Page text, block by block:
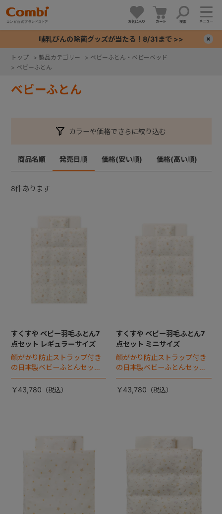
お気に入り カート 検索 メニュー
哺乳びんの除菌グッズが当たる！8/31まで >>
トップ > 製品カテゴリー > ベビーふとん・ベビーベッド
> ベビーふとん
ベビーふとん
カラーや価格でさらに絞り込む
商品名順 発売日順 価格(安い順) 価格(高い順)
8件あります
すくすや ベビー羽毛ふとん7
点セット レギュラーサイズ
顔がかり防止ストラップ付き
の日本製ベビーふとんセッ
ト。
￥43,780
すくすや ベビー羽毛ふとん7
点セット ミニサイズ
顔がかり防止ストラップ付き
の日本製ベビーふとんセッ
ト。
￥43,780